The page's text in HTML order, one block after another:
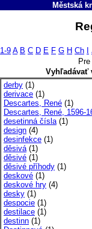
Městská
1-9 A B C D E F G H Ch
Vyhľadávať
derby (1)
derivace (1)
Descartes, René (1)
Descartes, René, 1596-
desetinná čísla(1)
design (4)
desinfekce (1)
děsivá(1)
děsivé (1)
děsivé příhody (1)
deskové (1)
deskové hry (4)
desky (1)
despocie (1)
destilace (1)
destinn (1)